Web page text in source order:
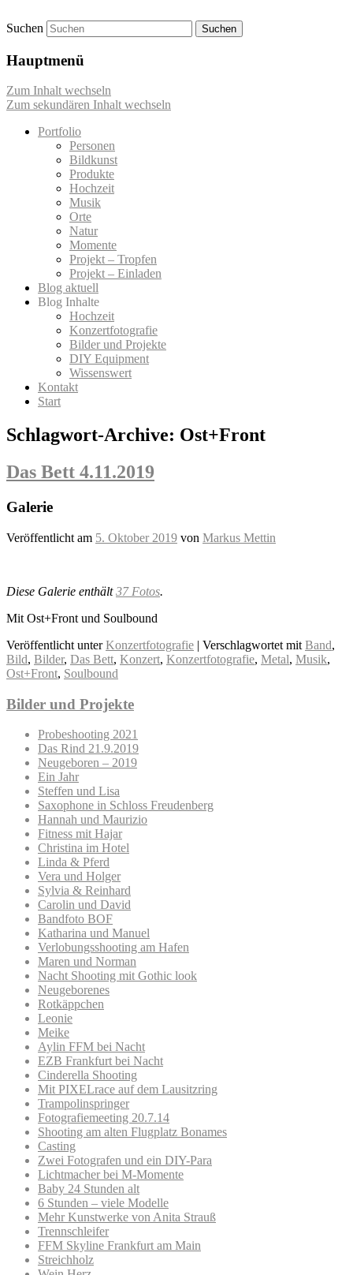
M-Momente
Momentaufnahmen von Markus Mettin
Suchen
Hauptmenü
Zum Inhalt wechseln
Zum sekundären Inhalt wechseln
Portfolio
Personen
Bildkunst
Produkte
Hochzeit
Musik
Orte
Natur
Momente
Projekt – Tropfen
Projekt – Einladen
Blog aktuell
Blog Inhalte
Hochzeit
Konzertfotografie
Bilder und Projekte
DIY Equipment
Wissenswert
Kontakt
Start
Schlagwort-Archive: Ost+Front
Das Bett 4.11.2019
Galerie
Veröffentlicht am 5. Oktober 2019 von Markus Mettin
Diese Galerie enthält37 Fotos.
Mit Ost+Front und Soulbound
Veröffentlicht unter Konzertfotografie | Verschlagwortet mit Band,
Bild, Bilder, Das Bett, Konzert, Konzertfotografie, Metal, Musik,
Ost+Front, Soulbound
Bilder und Projekte
Probeshooting 2021
Das Rind 21.9.2019
Neugeboren – 2019
Ein Jahr
Steffen und Lisa
Saxophone in Schloss Freudenberg
Hannah und Maurizio
Fitness mit Hajar
Christina im Hotel
Linda & Pferd
Vera und Holger
Sylvia & Reinhard
Carolin und David
Bandfoto BOF
Katharina und Manuel
Verlobungsshooting am Hafen
Maren und Norman
Nacht Shooting mit Gothic look
Neugeborenes
Rotkäppchen
Leonie
Meike
Aylin FFM bei Nacht
EZB Frankfurt bei Nacht
Cinderella Shooting
Mit PIXELrace auf dem Lausitzring
Trampolinspringer
Fotografiemeeting 20.7.14
Shooting am alten Flugplatz Bonames
Casting
Zwei Fotografen und ein DIY-Para
Lichtmacher bei M-Momente
Baby 24 Stunden alt
6 Stunden – viele Modelle
Mehr Kunstwerke von Anita Strauß
Trennschleifer
FFM Skyline Frankfurt am Main
Streichholz